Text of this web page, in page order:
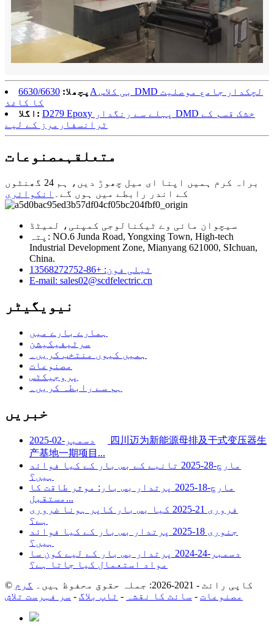
پچھلا: 6630/6630A بی کلاس DMD لچکدار جامع موصلیت
کا کاغذ
اگلا: D279 Epoxy پہلے سے رنگدار DMD خشک قسم کے
ٹرانسفارمرز کے لیے
متعلقہمصنوعات
براہ کرم ہمیں اپنا ای میل چھوڑ دیں، ہم 24 گھنٹوں
کے اندر رابطے میں ہوں گے۔
انکوائری
سیچوان مائی وے ٹیکنالوجی کمپنی، لمیٹڈ
پتہ: NO.6 Junda Road, Yongxing Town, High-tech
Industrial Development Zone, Mianyang 621000, SIchuan,
China.
ٹیلی فون: +86-13568272752
E-mail: sales02@scdfelectric.cn
نیویگیٹر
ہمارے بارے میں
سرٹیفیکیشن
ہمیں کیوں منتخب کریں۔
مصنوعات
پروجیکٹس
ہم سے رابطہ کریں۔
خبریں
دسمبر-02-2025
四川迈为新能源母排及干式变压器生
产基地一期项目...
مارچ-28-2025
تانبے کے بس بار کے کیا فوائد
ہیں؟
مارچ-18-2025
پرتدار بس بار: موثر طاقت کا
مستقبل...
فروری 21-2025
کیا بس بار کاپر ہونا ضروری
ہے؟
جنوری 18-2025
پرتدار بس بار کے کیا فوائد
ہیں؟
دسمبر-24-2024
پرتدار بس بار کے لیے کون سا
مواد استعمال کیا جاتا ہے؟
© کاپی رائٹ - 2021-2026: جملہ حقوق محفوظ ہیں۔
گرم
مصنوعات - سائٹ کا نقشہ - ٹاپ بلاگ - سر فہرست تلاش